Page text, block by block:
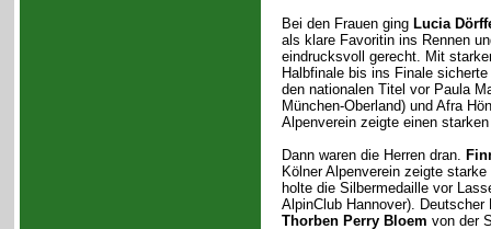
Bei den Frauen ging Lucia
als klare Favoritin ins Rennen
eindrucksvoll gerecht. Mit
Halbfinale bis ins Finale
den nationalen Titel vor Paula
München-Oberland) und Afra
Alpenverein zeigte einen
Dann waren die Herren dran.
Kölner Alpenverein zeigte
holte die Silbermedaille vor
AlpinClub Hannover). Deutscher
Thorben Perry Bloem von der